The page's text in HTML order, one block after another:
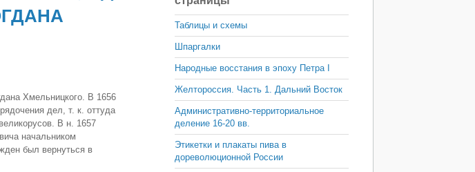
Хмельницкого. В 1656
дел, т. к. оттуда
В н. 1657
начальником
был вернуться в
Таблицы и схемы
Шпаргалки
Народные восстания в эпоху Петра I
Желтороссия. Часть 1. Дальний Восток
Административно-территориальное
деление 16-20 вв.
Этикетки и плакаты пива в
дореволюционной России